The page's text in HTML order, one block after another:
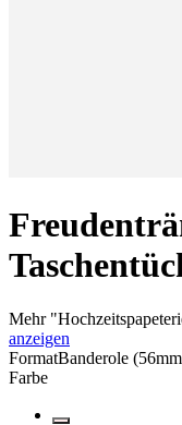
Mehr"
anzeigen
FormatBanderole
Farbe